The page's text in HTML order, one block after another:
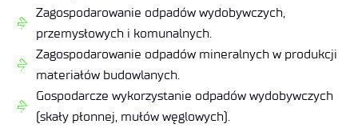
Zagospodarowanie odpadów wydobywczych,
przemysłowych i komunalnych.
Zagospodarowanie odpadów mineralnych w produkcji
materiałów budowlanych.
Gospodarcze wykorzystanie odpadów wydobywczych
(skały płonnej, mułów węglowych).